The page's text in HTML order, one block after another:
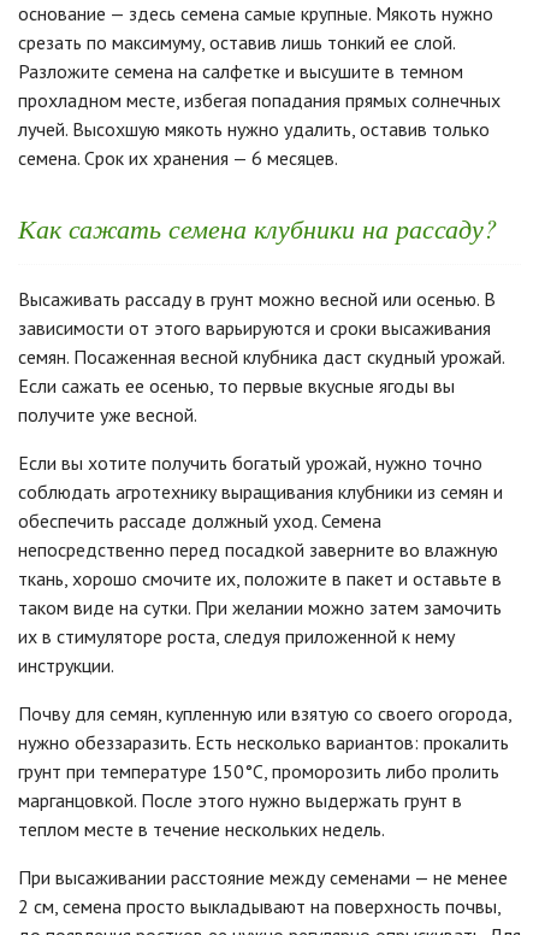
основание — здесь семена самые крупные. Мякоть нужно
срезать по максимуму, оставив лишь тонкий ее слой.
Разложите семена на салфетке и высушите в темном
прохладном месте, избегая попадания прямых солнечных
лучей. Высохшую мякоть нужно удалить, оставив только
семена. Срок их хранения — 6 месяцев.
Как сажать семена клубники на рассаду?
Высаживать рассаду в грунт можно весной или осенью. В
зависимости от этого варьируются и сроки высаживания
семян. Посаженная весной клубника даст скудный урожай.
Если сажать ее осенью, то первые вкусные ягоды вы
получите уже весной.
Если вы хотите получить богатый урожай, нужно точно
соблюдать агротехнику выращивания клубники из семян и
обеспечить рассаде должный уход. Семена
непосредственно перед посадкой заверните во влажную
ткань, хорошо смочите их, положите в пакет и оставьте в
таком виде на сутки. При желании можно затем замочить
их в стимуляторе роста, следуя приложенной к нему
инструкции.
Почву для семян, купленную или взятую со своего огорода,
нужно обеззаразить. Есть несколько вариантов: прокалить
грунт при температуре 150°С, проморозить либо пролить
марганцовкой. После этого нужно выдержать грунт в
теплом месте в течение нескольких недель.
При высаживании расстояние между семенами — не менее
2 см, семена просто выкладывают на поверхность почвы,